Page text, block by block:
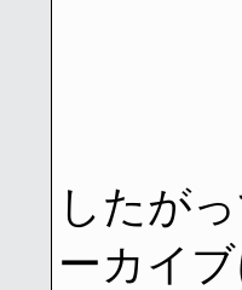
したが
ーカイ